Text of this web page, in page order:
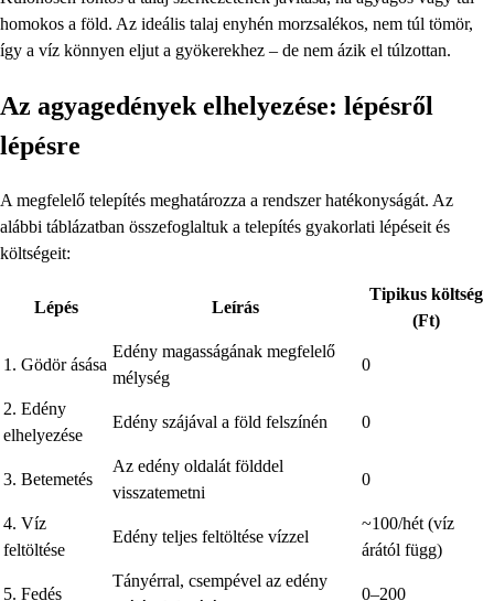
homokos a föld. Az ideális talaj enyhén morzsalékos, nem túl tömör,
így a víz könnyen eljut a gyökerekhez – de nem ázik el túlzottan.
Az agyagedények elhelyezése: lépésről
lépésre
A megfelelő telepítés meghatározza a rendszer hatékonyságát. Az
alábbi táblázatban összefoglaltuk a telepítés gyakorlati lépéseit és
költségeit:
Lépés Leírás
Tipikus költség
(Ft)
1. Gödör ásása
Edény magasságának megfelelő
mélység
0
2. Edény
elhelyezése
Edény szájával a föld felszínén 0
3. Betemetés
Az edény oldalát földdel
visszatemetni
0
4. Víz
feltöltése
Edény teljes feltöltése vízzel
~100/hét (víz
árától függ)
5. Fedés
Tányérral, csempével az edény
0–200